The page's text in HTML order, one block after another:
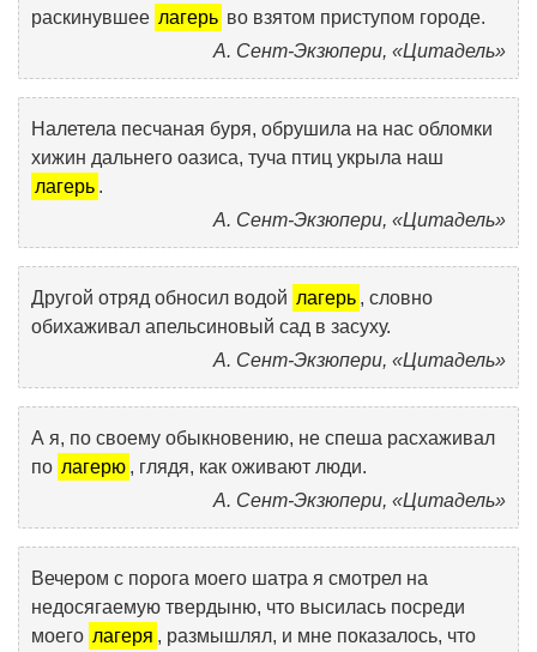
раскинувшее лагерь во взятом приступом городе.
А. Сент-Экзюпери, «Цитадель»
Налетела песчаная буря, обрушила на нас обломки
хижин дальнего оазиса, туча птиц укрыла наш
лагерь .
А. Сент-Экзюпери, «Цитадель»
Другой отряд обносил водой лагерь , словно
обихаживал апельсиновый сад в засуху.
А. Сент-Экзюпери, «Цитадель»
А я, по своему обыкновению, не спеша расхаживал
по лагерю , глядя, как оживают люди.
А. Сент-Экзюпери, «Цитадель»
Вечером с порога моего шатра я смотрел на
недосягаемую твердыню, что высилась посреди
моего лагеря , размышлял, и мне показалось, что